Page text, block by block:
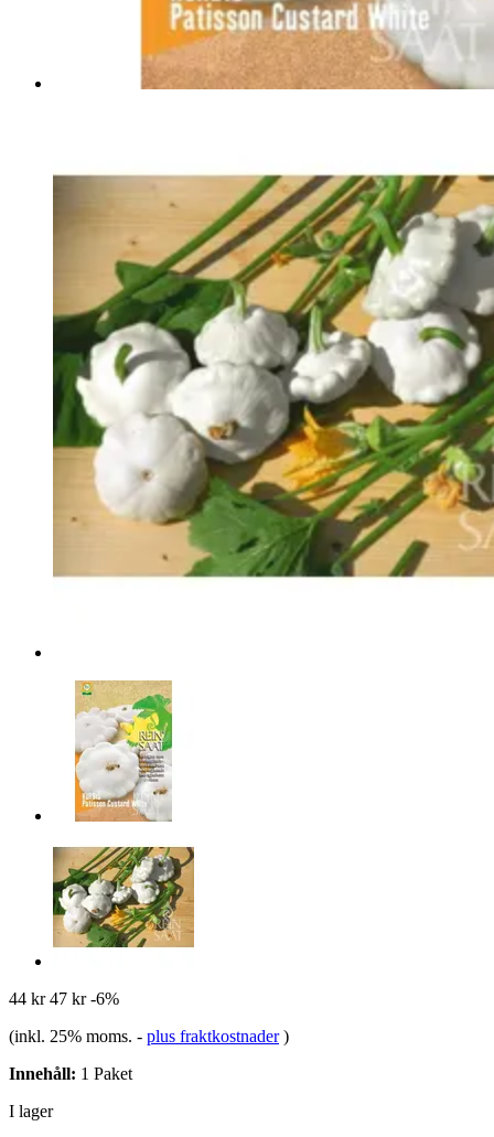
44 kr 47 kr -6%
(inkl. 25% moms. - plus fraktkostnader )
Innehåll: 1 Paket
I lager